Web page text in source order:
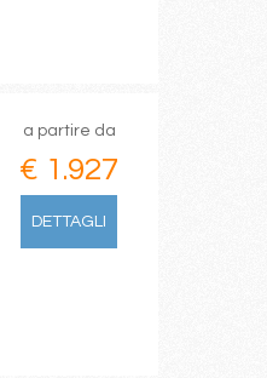
a partire da
€ 1.927
DETTAGLI